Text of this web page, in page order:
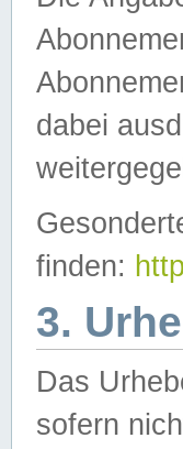
dabei
finden:
3.
Das
sofern